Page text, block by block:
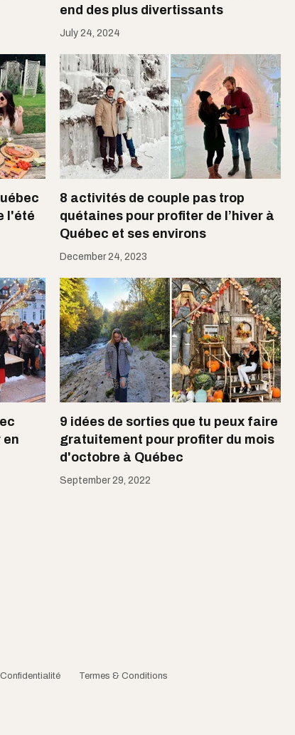
end des plus divertissants
July 24, 2024
l'été
8 activités de couple pas trop
quétaines pour profiter de l’hiver à
Québec et ses environs
December 24, 2023
en
9 idées de sorties que tu peux faire
gratuitement pour profiter du mois
d'octobre à Québec
September 29, 2022
Termes & Conditions